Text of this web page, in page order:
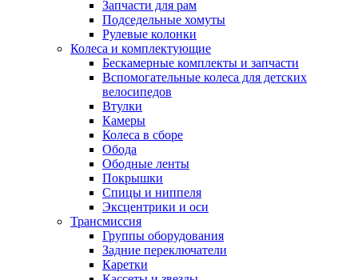
Запчасти для рам
Подседельные хомуты
Рулевые колонки
Колеса и комплектующие
Бескамерные комплекты и запчасти
Вспомогательные колеса для детских
велосипедов
Втулки
Камеры
Колеса в сборе
Обода
Ободные ленты
Покрышки
Спицы и ниппеля
Эксцентрики и оси
Трансмиссия
Группы оборудования
Задние переключатели
Каретки